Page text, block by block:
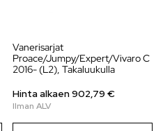
Vanerisarjat
Proace/Jumpy/Expert/Vivaro C
2016- (L2), Takaluukulla
Hinta alkaen902,79 €